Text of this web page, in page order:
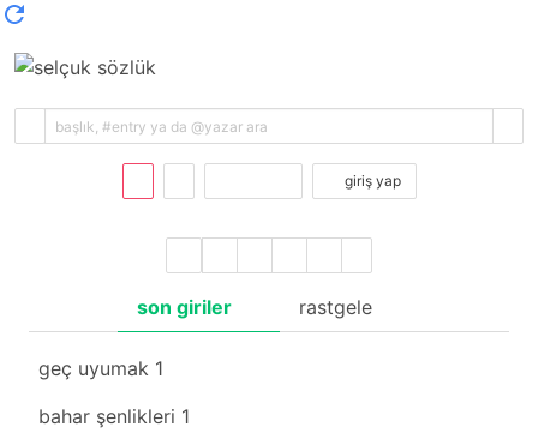
giriş yap
son giriler rastgele
geç uyumak 1
bahar şenlikleri 1